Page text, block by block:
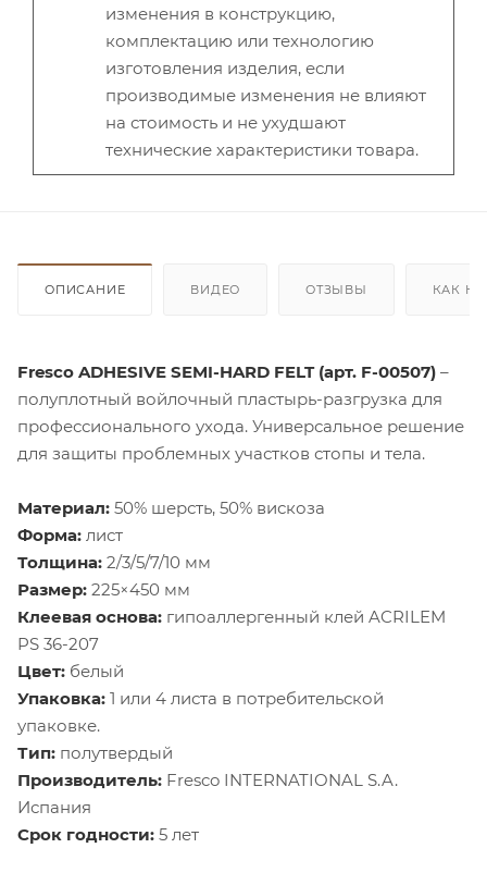
изменения в конструкцию,
комплектацию или технологию
изготовления изделия, если
производимые изменения не влияют
на стоимость и не ухудшают
технические характеристики товара.
ОПИСАНИЕ ВИДЕО ОТЗЫВЫ КАК
Fresco ADHESIVE SEMI-HARD FELT (арт. F-00507) –
полуплотный войлочный пластырь-разгрузка для
профессионального ухода. Универсальное решение
для защиты проблемных участков стопы и тела.
Материал: 50% шерсть, 50% вискоза
Форма: лист
Толщина: 2/3/5/7/10 мм
Размер: 225×450 мм
Клеевая основа: гипоаллергенный клей ACRILEM
PS 36-207
Цвет: белый
Упаковка: 1 или 4 листа в потребительской
упаковке.
Тип: полутвердый
Производитель: Fresco INTERNATIONAL S.A.
Испания
Срок годности: 5 лет